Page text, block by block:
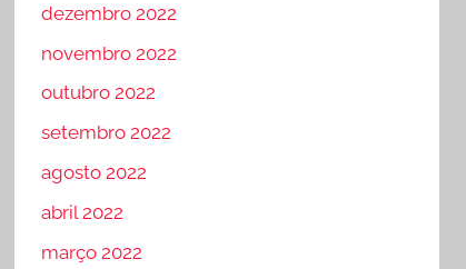
dezembro 2022
novembro 2022
outubro 2022
setembro 2022
agosto 2022
abril 2022
março 2022